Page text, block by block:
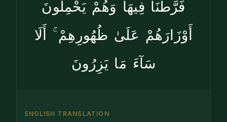
فَرَّطْنَا فِيهَا وَهُمْ يَحْمِلُونَ
أَوْزَارَهُمْ عَلَىٰ ظُهُورِهِمْ ۚ أَلَا
سَآءَ مَا يَزِرُونَ
ENGLISH TRANSLATION